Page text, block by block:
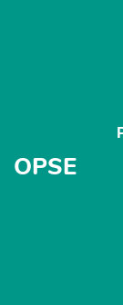
Aller au
OPSE